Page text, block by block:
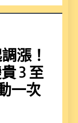
漲！
3 至
一次